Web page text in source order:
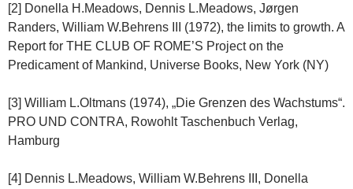
[2] Donella H.Meadows, Dennis L.Meadows, Jørgen
Randers, William W.Behrens III (1972), the limits to growth. A
Report for THE CLUB OF ROME’S Project on the
Predicament of Mankind, Universe Books, New York (NY)
[3] William L.Oltmans (1974), „Die Grenzen des Wachstums“.
PRO UND CONTRA, Rowohlt Taschenbuch Verlag,
Hamburg
[4] Dennis L.Meadows, William W.Behrens III, Donella